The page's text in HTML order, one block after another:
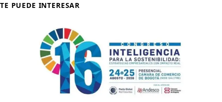
TE PUEDE INTERESAR